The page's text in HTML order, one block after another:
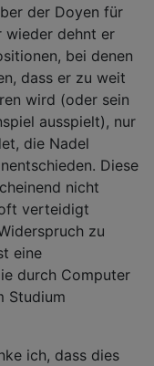
der Doyen für
wieder dehnt er
bei denen
dass er zu weit
wird (oder sein
ausspielt), nur
die Nadel
Diese
nicht
verteidigt
zu
eine
durch Computer
Studium
ich, dass dies